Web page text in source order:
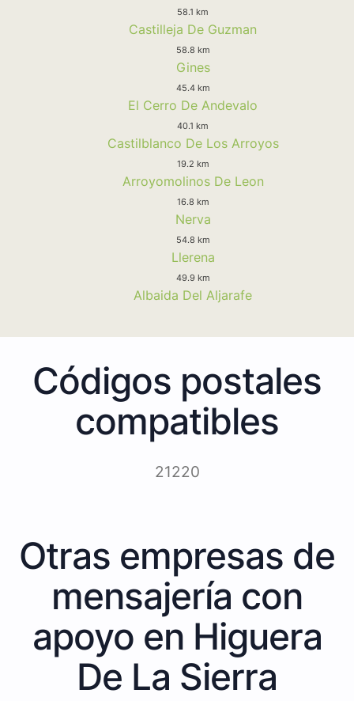
58.1 km
Castilleja De Guzman
58.8 km
Gines
45.4 km
El Cerro De Andevalo
40.1 km
Castilblanco De Los Arroyos
19.2 km
Arroyomolinos De Leon
16.8 km
Nerva
54.8 km
Llerena
49.9 km
Albaida Del Aljarafe
Códigos postales
compatibles
21220
Otras empresas de
mensajería con
apoyo en Higuera
De La Sierra